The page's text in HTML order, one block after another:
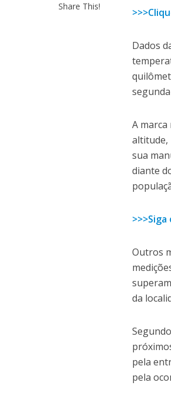
Share This!
Dados
A
altitude,
sua
diante
Outros
da
pela
pela